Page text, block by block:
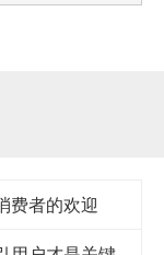
费者的欢迎